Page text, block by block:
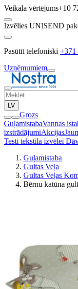
Veikala vērtējums+10
Izvēlies UNISEND
Pasūtīt telefoniski +371
Uzņēmumiem
LV
Grozs
GuļamistabaVannas
izstrādājumiAkcijas
Testi tekstila izvēlei
Guļamistaba
Gultas Veļa
Gultas Veļas
Bērnu katūna